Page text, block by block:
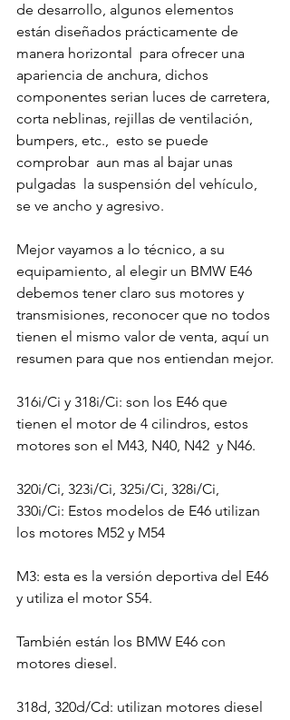
de desarrollo, algunos elementos
están diseñados prácticamente de
manera horizontal  para ofrecer una
apariencia de anchura, dichos
componentes serian luces de carretera,
corta neblinas, rejillas de ventilación,
bumpers, etc.,  esto se puede
comprobar  aun mas al bajar unas
pulgadas  la suspensión del vehículo,
se ve ancho y agresivo.
Mejor vayamos a lo técnico, a su
equipamiento, al elegir un BMW E46
debemos tener claro sus motores y
transmisiones, reconocer que no todos
tienen el mismo valor de venta, aquí un
resumen para que nos entiendan mejor.
316i/Ci y 318i/Ci: son los E46 que
tienen el motor de 4 cilindros, estos
motores son el M43, N40, N42  y N46.
320i/Ci, 323i/Ci, 325i/Ci, 328i/Ci,
330i/Ci: Estos modelos de E46 utilizan
los motores M52 y M54
M3: esta es la versión deportiva del E46
y utiliza el motor S54.
También están los BMW E46 con
motores diesel.
318d, 320d/Cd: utilizan motores diesel